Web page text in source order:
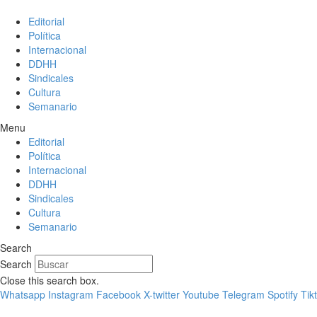
Editorial
Política
Internacional
DDHH
Sindicales
Cultura
Semanario
Menu
Editorial
Política
Internacional
DDHH
Sindicales
Cultura
Semanario
Search
Search
Close this search box.
Whatsapp Instagram Facebook X-twitter Youtube Telegram Spotify